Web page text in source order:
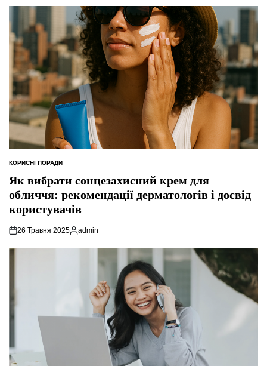
ОПУБЛІКУВАТИ
У
КОРИСНІ ПОРАДИ
Як вибрати сонцезахисний крем для
обличчя: рекомендації дерматологів і досвід
користувачів
26 Травня 2025
Опубліковано
admin